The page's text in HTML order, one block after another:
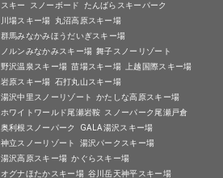
スキー スノーボード
たんばらスキーパーク
川場スキー場
丸沼高原スキー場
群馬みなかみほうだいぎスキー場
ノルンみなかみスキー場 舞子スノーリゾート
野沢温泉スキー場 苗場スキー場 上越国際スキー場
岩原スキー場 石打丸山スキー場
湯沢中里スノーリゾート
かたしな高原スキー場
ホワイトワールド尾瀬岩鞍 スノーパーク尾瀬戸倉
奥利根スノーパーク
GALA湯沢スキー場
神立スノーリゾート
湯沢パークスキー場
湯沢高原スキー場 かぐらスキー場
オグナほたかスキー場 谷川岳天神平スキー場